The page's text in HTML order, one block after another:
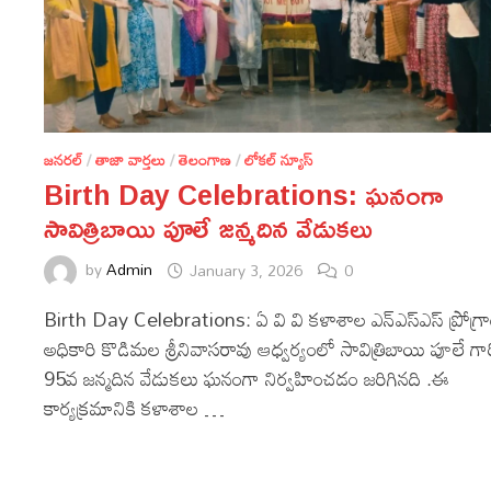
జనరల్/తాజా వార్తలు/తెలంగాణ/లోకల్ న్యూస్
Birth Day Celebrations: ఘనంగా
సావిత్రిబాయి పూలే జన్మదిన వేడుకలు
byAdmin January 3, 2026 0
Birth Day Celebrations: ఏ వి వి కళాశాల ఎన్ఎస్ఎస్
అధికారి కొడిమల శ్రీనివాసరావు ఆధ్వర్యంలో సావిత్రిబాయి పూలే
95వ జన్మదిన వేడుకలు ఘనంగా నిర్వహించడం జరిగినది .ఈ
కార్యక్రమానికి కళాశాల …